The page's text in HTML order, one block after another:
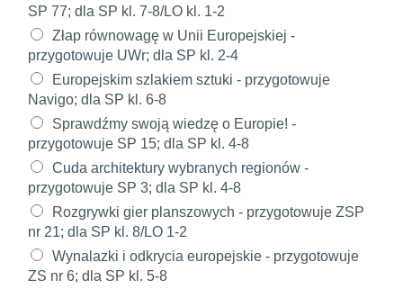
SP 77; dla SP kl. 7-8/LO kl. 1-2
Złap równowagę w Unii Europejskiej -
przygotowuje UWr; dla SP kl. 2-4
Europejskim szlakiem sztuki - przygotowuje
Navigo; dla SP kl. 6-8
Sprawdźmy swoją wiedzę o Europie! -
przygotowuje SP 15; dla SP kl. 4-8
Cuda architektury wybranych regionów -
przygotowuje SP 3; dla SP kl. 4-8
Rozgrywki gier planszowych - przygotowuje ZSP
nr 21; dla SP kl. 8/LO 1-2
Wynalazki i odkrycia europejskie - przygotowuje
ZS nr 6; dla SP kl. 5-8